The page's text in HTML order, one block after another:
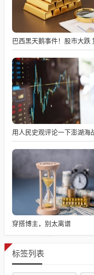
用人民史观评论一下澎湖海
穿搭博主，别太离谱
标签列表